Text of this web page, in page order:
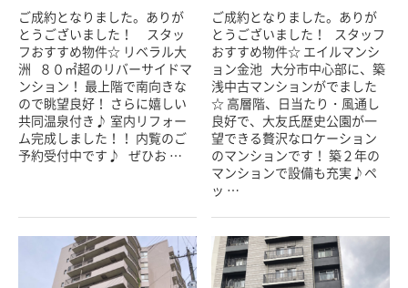
ご成約となりました。ありが
とうございました！ スタッ
フおすすめ物件☆ リベラル大
洲 ８０㎡超のリバーサイドマ
ンション！ 最上階で南向きな
ので眺望良好！ さらに嬉しい
共同温泉付き♪ 室内リフォー
ム完成しました！！ 内覧のご
予約受付中です♪ ぜひお …
ご成約となりました。ありが
とうございました！ スタッフ
おすすめ物件☆ エイルマンシ
ョン金池 大分市中心部に、築
浅中古マンションがでました
☆ 高層階、日当たり・風通し
良好で、大友氏歴史公園が一
望できる贅沢なロケーション
のマンションです！ 築２年の
マンションで設備も充実♪ペ
ッ …